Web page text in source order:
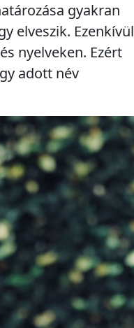
gyakran
elveszik. Ezenkívül
nyelveken. Ezért
adott név